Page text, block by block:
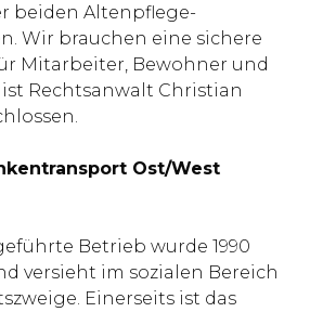
beiden Altenpflege-
Wir brauchen eine sichere
Mitarbeiter, Bewohner und
Rechtsanwalt Christian
Ost/West
Betrieb wurde 1990
versieht im sozialen Bereich
Einerseits ist das